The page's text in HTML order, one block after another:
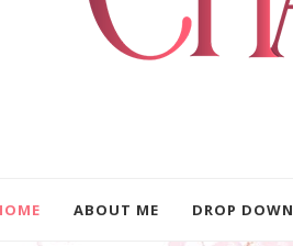
ABOUT ME DROP DOWN